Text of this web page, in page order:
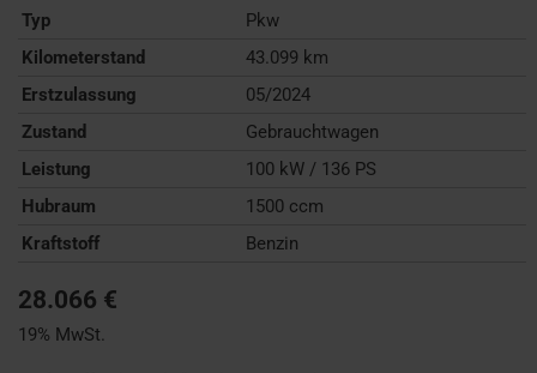
Typ
Pkw
Kilometerstand
43.099 km
Erstzulassung
05/2024
Zustand
Gebrauchtwagen
Leistung
100 kW / 136 PS
Hubraum
1500 ccm
Kraftstoff
Benzin
28.066 €
19% MwSt.